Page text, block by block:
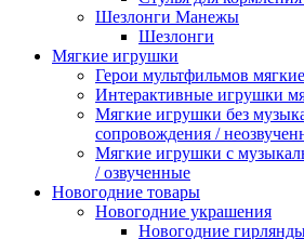
Шезлонги Манежы
Шезлонги
Мягкие игрушки
Герои мультфильмов мягкие
Интерактивные игрушки
Мягкие игрушки без
сопровождения /
Мягкие игрушки с
/ озвученные
Новогодние товары
Новогодние украшения
Новогодние